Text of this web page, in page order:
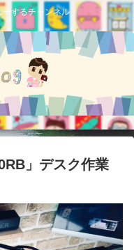
ーするチャンネル
」デスク作業